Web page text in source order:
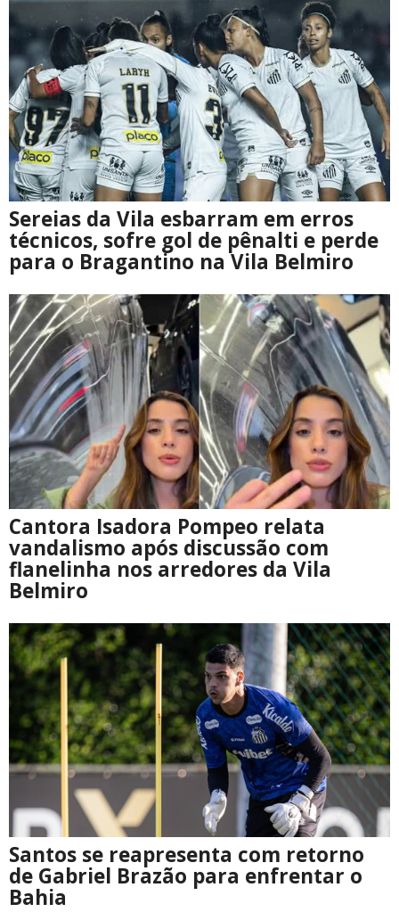
Sereias da Vila esbarram em erros
técnicos, sofre gol de pênalti e perde
para o Bragantino na Vila Belmiro
Cantora Isadora Pompeo relata
vandalismo após discussão com
flanelinha nos arredores da Vila
Belmiro
Santos se reapresenta com retorno
de Gabriel Brazão para enfrentar o
Bahia